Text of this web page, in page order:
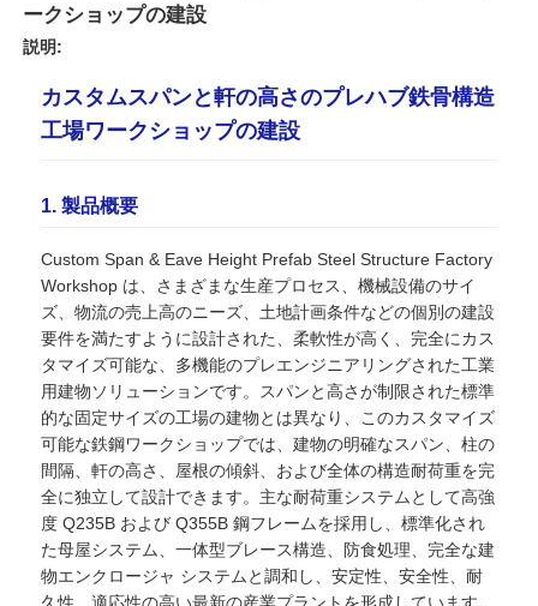
製品
VRショー
私たちについて
工場 ツアー
ークショップの建設
説明:
カスタムスパンと軒の高さのプレハブ鉄骨構造
工場ワークショップの建設
1. 製品概要
Custom Span & Eave Height Prefab Steel Structure Factory
Workshop は、さまざまな生産プロセス、機械設備のサイ
ズ、物流の売上高のニーズ、土地計画条件などの個別の建設
要件を満たすように設計された、柔軟性が高く、完全にカス
タマイズ可能な、多機能のプレエンジニアリングされた工業
用建物ソリューションです。スパンと高さが制限された標準
的な固定サイズの工場の建物とは異なり、このカスタマイズ
可能な鉄鋼ワークショップでは、建物の明確なスパン、柱の
間隔、軒の高さ、屋根の傾斜、および全体の構造耐荷重を完
全に独立して設計できます。主な耐荷重システムとして高強
度 Q235B および Q355B 鋼フレームを採用し、標準化され
た母屋システム、一体型ブレース構造、防食処理、完全な建
物エンクロージャ システムと調和し、安定性、安全性、耐
久性、適応性の高い最新の産業プラントを形成しています。